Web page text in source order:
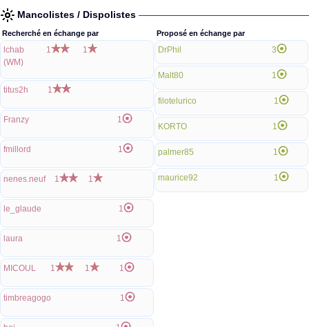
Mancolistes / Dispolistes
Recherché en échange par
lchab
(WM)
1 1
titus2h 1
Franzy 1
fmillord 1
nenes.neuf 1 1
le_glaude 1
laura 1
MICOUL 1 1 1
timbreagogo 1
Proposé en échange par
DrPhil 3
Malt80 1
filotelurico 1
KORTO 1
palmer85 1
maurice92 1